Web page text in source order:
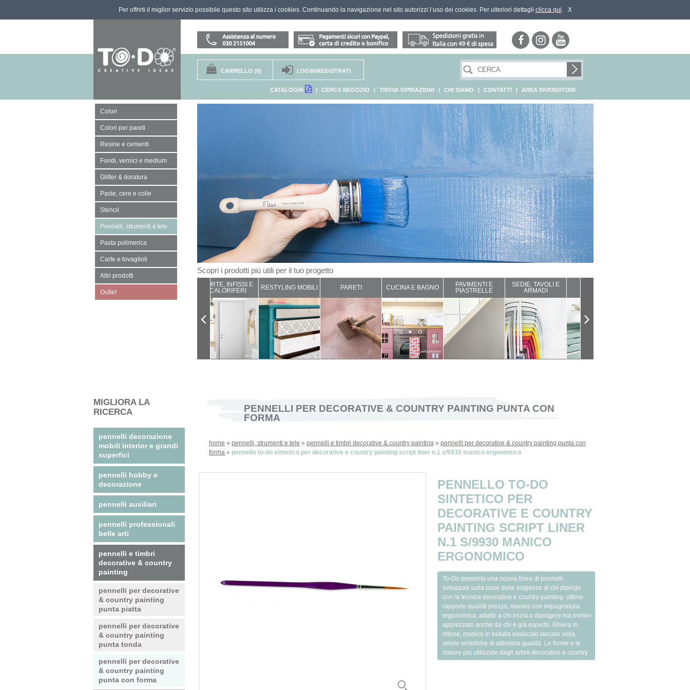
Per offrirti il miglior servizio possibile questo sito utilizza i cookies. Continuando la navigazione nel sito autorizzi l’uso dei cookies. Per ulteriori dettagli clicca qui. X
CARRELLO (0) LOGIN/REGISTRATI
CATALOGHI | CERCA NEGOZIO | TROVA ISPIRAZIONI | CHI SIAMO | CONTATTI | AREA RIVENDITORI
Colori
Colori per pareti
Resine e cementi
Fondi, vernici e medium
Glitter & doratura
Paste, cere e colle
Stencil
Pennelli, strumenti e tele
Pasta polimerica
Carte e tovaglioli
Altri prodotti
Outlet
Scopri i prodotti più utili per il tuo progetto
PORTE, INFISSI E
CALORIFERI
RESTYLING MOBILI PARETI CUCINA E BAGNO
PAVIMENTI E
PIASTRELLE
SEDIE, TAVOLI E
ARMADI
MIGLIORA LA
RICERCA
pennelli decorazione
mobili interior e grandi
superfici
pennelli hobby e
decorazione
pennelli ausiliari
pennelli professionali
belle arti
pennelli e timbri
decorative & country
painting
pennelli per decorative
& country painting
punta piatta
pennelli per decorative
& country painting
punta tonda
pennelli per decorative
& country painting
punta con forma
PENNELLI PER DECORATIVE & COUNTRY PAINTING PUNTA CON
FORMA
home » pennelli, strumenti e tele » pennelli e timbri decorative & country painting » pennelli per decorative & country painting punta con
forma » pennello to-do sintetico per decorative e country painting script liner n.1 s/9930 manico ergonomico
PENNELLO TO-DO
SINTETICO PER
DECORATIVE E COUNTRY
PAINTING SCRIPT LINER
N.1 S/9930 MANICO
ERGONOMICO
To-Do presenta una nuova linea di pennelli
sviluppati sulla base delle esigenze di chi dipinge
con la tecnica decorative e country painting: ottimo
rapporto qualità prezzo, manico con impugnatura
ergonomica, adatto a chi inizia a dipingere ma molto
apprezzato anche da chi è già esperto. Ghiera in
ottone, manico in betulla essiccato laccato viola,
setole sintetiche di altissima qualità. Le forme e le
misure più utilizzate dagli artisti decorative e country.